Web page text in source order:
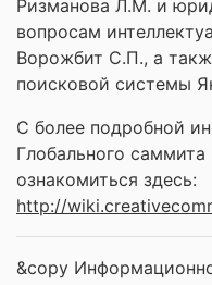
Ризманова Л.М. и
вопросам
Ворожбит С.П., а
поисковой системы
С более подробной
Глобального
ознакомиться здесь:
http://
&copy